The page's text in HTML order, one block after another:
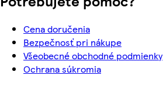
Cena doručenia
Bezpečnosť pri nákupe
Všeobecné obchodné podmienky
Ochrana súkromia